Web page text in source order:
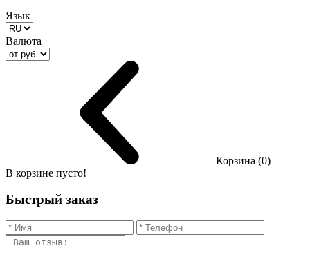
Язык
Валюта
Корзина (0)
В корзине пусто!
Быстрый заказ